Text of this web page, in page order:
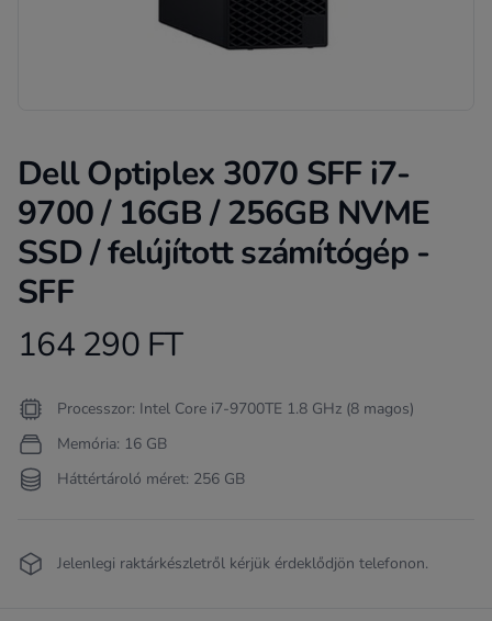
Dell Optiplex 3070 SFF i7-
9700 / 16GB / 256GB NVME
SSD / felújított számítógép -
SFF
Product information
164 290 FT
Termékleírás
Processzor: Intel Core i7-9700TE 1.8 GHz (8 magos)
Memória: 16 GB
Háttértároló méret: 256 GB
Jelenlegi raktárkészletről kérjük érdeklődjön telefonon.